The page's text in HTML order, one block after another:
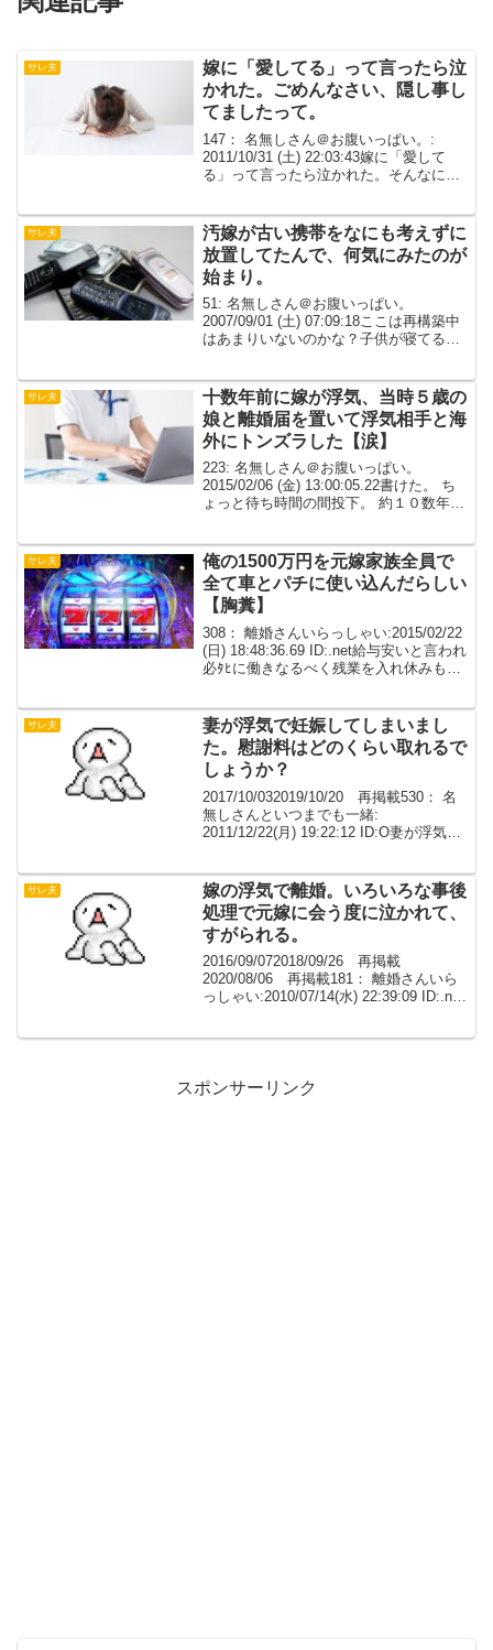
サレ夫
嫁に「愛してる」って言ったら泣
かれた。ごめんなさい、隠し事し
てましたって。
147： 名無しさん＠お腹いっぱい。:
2011/10/31 (土) 22:03:43嫁に「愛して
る」って言ったら泣かれた。そんなに嬉
の気引いた。浮気？嫁携帯俺に渡して...
サレ夫
汚嫁が古い携帯をなにも考えずに
放置してたんで、何気にみたのが
始まり。
51: 名無しさん＠お腹いっぱい。
2007/09/01 (土) 07:09:18ここは再構築中
はあまりいないのかな？子供が寝てる間
てやり...
サレ夫
十数年前に嫁が浮気、当時５歳の
娘と離婚届を置いて浮気相手と海
外にトンズラした【涙】
223: 名無しさん＠お腹いっぱい。
2015/02/06 (金) 13:00:05.22書けた。 ち
ょっと待ち時間の間投下。 約１０数年に
た。 八方手を尽くした挙句、...
サレ夫
俺の1500万円を元嫁家族全員で
全て車とパチに使い込んだらしい
【胸糞】
308： 離婚さんいらっしゃい:2015/02/22
(日) 18:48:36.69 ID:.net給与安いと言われ
必ﾀﾋに働きなるべく残業を入れ休みも働
なった全てあな...
サレ夫
妻が浮気で妊娠してしまいまし
た。慰謝料はどのくらい取れるで
しょうか？
2017/10/032019/10/20 再掲載530： 名
無しさんといつまでも一緒:
2011/12/22(月) 19:22:12 ID:O妻が浮気で
るでしょうか？5...
サレ夫
嫁の浮気で離婚。いろいろな事後
処理で元嫁に会う度に泣かれて、
すがられる。
2016/09/072018/09/26 再掲載
2020/08/06 再掲載181： 離婚さんいら
っしゃい:2010/07/14(水) 22:39:09 ID:.net
スポンサーリンク